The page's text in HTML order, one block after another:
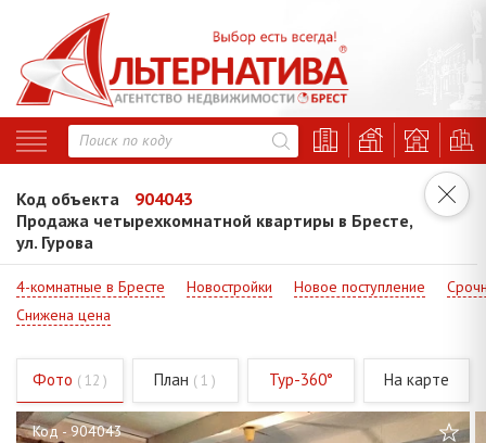
Код объекта
904043
Продажа четырехкомнатной квартиры в Бресте,
ул. Гурова
4-комнатные в Бресте Новостройки Новое поступление
Снижена цена
Фото ( 12 ) План ( 1 ) Тур-360° На карте
Код - 904043